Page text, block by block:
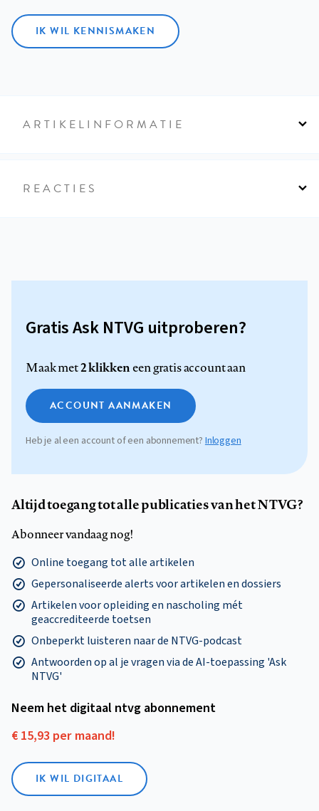
IK WIL KENNISMAKEN
ARTIKELINFORMATIE
REACTIES
Gratis Ask NTVG uitproberen?
Maak met2 klikkeneen gratis account aan
ACCOUNT AANMAKEN
Heb je al een account of een abonnement?Inloggen
Altijd toegang tot alle publicaties van het NTVG?
Abonneer vandaag nog!
Online toegang tot alle artikelen
Gepersonaliseerde alerts voor artikelen en dossiers
Artikelen voor opleiding en nascholing mét
geaccrediteerde toetsen
Onbeperkt luisteren naar de NTVG-podcast
Antwoorden op al je vragen via de AI-toepassing 'Ask
NTVG'
Neem het digitaal ntvg abonnement
€ 15,93 per maand!
IK WIL DIGITAAL